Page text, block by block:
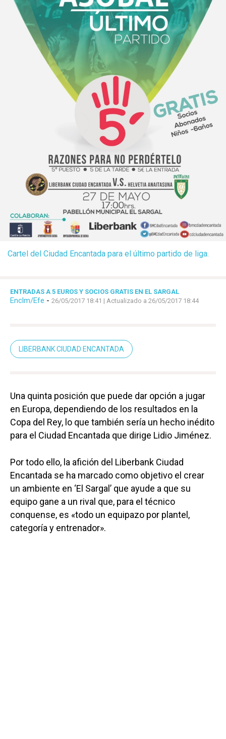
Cartel del Ciudad Encantada para el último partido de liga.
ENTRADAS A 5 EUROS Y SOCIOS GRATIS EN EL SARGAL
Enclm/Efe - 26/05/2017 18:41 | Actualizado a 26/05/2017 18:44
LIBERBANK CIUDAD ENCANTADA
Una quinta posición que puede dar opción a jugar
en Europa, dependiendo de los resultados en la
Copa del Rey, lo que también sería un hecho inédito
para el Ciudad Encantada que dirige Lidio Jiménez.
Por todo ello, la afición del Liberbank Ciudad
Encantada se ha marcado como objetivo el crear
un ambiente en ‘El Sargal’ que ayude a que su
equipo gane a un rival que, para el técnico
conquense, es «todo un equipazo por plantel,
categoría y entrenador».